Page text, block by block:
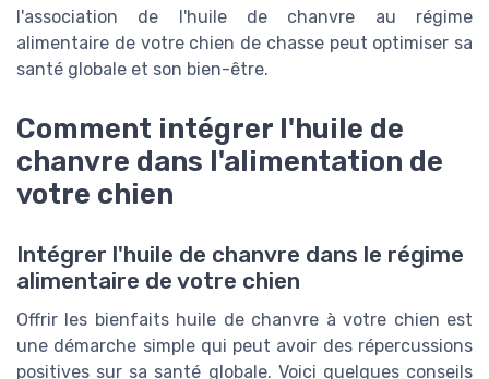
l'association de l'huile de chanvre au régime
alimentaire de votre chien de chasse peut optimiser sa
santé globale et son bien-être.
Comment intégrer l'huile de
chanvre dans l'alimentation de
votre chien
Intégrer l'huile de chanvre dans le régime
alimentaire de votre chien
Offrir les bienfaits huile de chanvre à votre chien est
une démarche simple qui peut avoir des répercussions
positives sur sa santé globale. Voici quelques conseils